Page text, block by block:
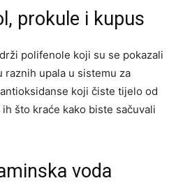
prokule i kupus
polifenole koji su se pokazali
raznih upala u sistemu za
koji čiste tijelo od
što kraće kako biste sačuvali
voda